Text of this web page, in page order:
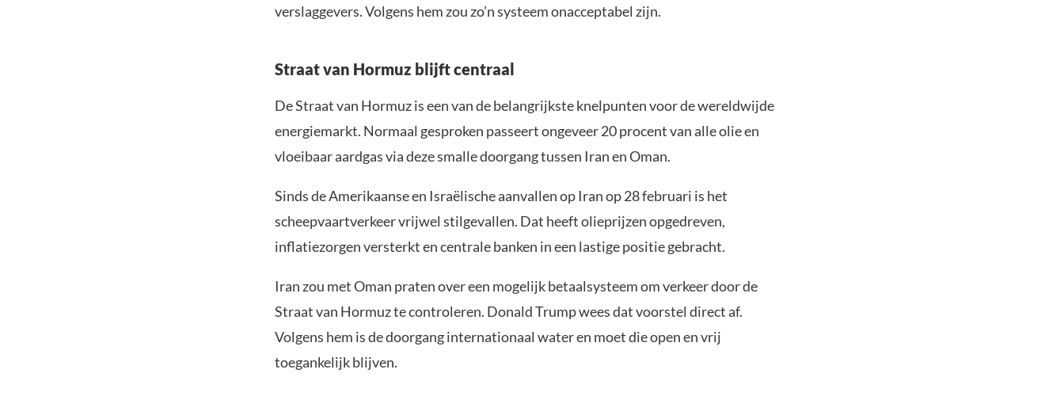
verslaggevers. Volgens hem zou zo’n systeem onacceptabel zijn.
Straat van Hormuz blijft centraal
De Straat van Hormuz is een van de belangrijkste knelpunten voor de wereldwijde
energiemarkt. Normaal gesproken passeert ongeveer 20 procent van alle olie en
vloeibaar aardgas via deze smalle doorgang tussen Iran en Oman.
Sinds de Amerikaanse en Israëlische aanvallen op Iran op 28 februari is het
scheepvaartverkeer vrijwel stilgevallen. Dat heeft olieprijzen opgedreven,
inflatiezorgen versterkt en centrale banken in een lastige positie gebracht.
Iran zou met Oman praten over een mogelijk betaalsysteem om verkeer door de
Straat van Hormuz te controleren. Donald Trump wees dat voorstel direct af.
Volgens hem is de doorgang internationaal water en moet die open en vrij
toegankelijk blijven.